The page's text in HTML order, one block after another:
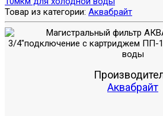
Товар из категории: Аквабрайт
Аквабрайт